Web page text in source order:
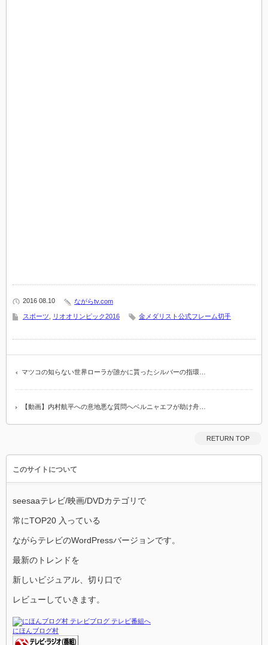
2016 08.10 ながらtv.com
スポーツ リオオリンピック2016 金メダリスト公式フレーム切手
マツコの知らない世界ローラが誰かに貰ったシルバーの指環…
【動画】内村航平への意地悪な質問へベルニャエフが助け舟…
RETURN TOP
このサイトについて
seesaaテレビ/映画/DVDカテゴリで
常にTOP20 入っている
ながらテレビのWordPressバージョンです。
最新のトレンドを
新しいビジュアル、切り口で
レビューしていきます。
にほんブログ村